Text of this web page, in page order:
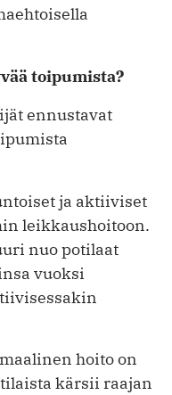
toipumista?
ennustavat
ja aktiiviset
leikkaushoitoon.
nuo potilaat
vuoksi
hoito on
kärsii raajan